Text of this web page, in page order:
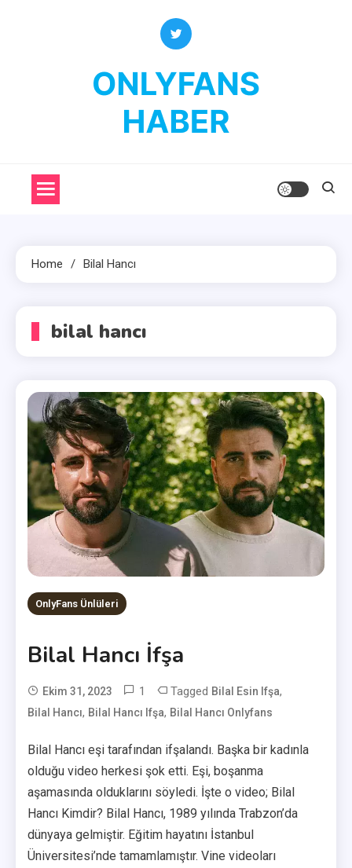
Home Bilal Hancı
bilal hancı
OnlyFans Ünlüleri
Bilal Hancı İfşa
Ekim 31, 2023
User
1 Tagged Bilal Esin Ifşa,
Bilal Hancı, Bilal Hancı Ifşa, Bilal Hancı Onlyfans
Bilal Hancı eşi tarafından ifşalandı. Başka bir kadınla
olduğu video herkesi şok etti. Eşi, boşanma
aşamasında olduklarını söyledi. İşte o video; Bilal
Hancı Kimdir? Bilal Hancı, 1989 yılında Trabzon’da
dünyaya gelmiştir. Eğitim hayatını İstanbul
Üniversitesi’nde tamamlamıştır. Vine videoları